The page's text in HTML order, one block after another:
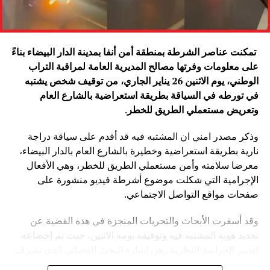
تمكنت عناصر الشرطة بمنطقة أمن أنفا بمدينة الدار البيضاء بناءً
على معلومات وفرتها مصالح المديرية العامة لمراقبة التراب
الوطني، يوم الاثنين 26 يناير الجاري، من توقيف شخص يشتبه
في تورطه في السياقة بطريقة استعراضية بالشارع العام
وتعريض مستعملي الطريق للخطر .
وذكر مصدر امني ان المشتبه فيه قد أقدم على سياقة دراجة
نارية بطريقة استعراضية وخطيرة بالشارع العام بالدار البيضاء،
معرضا سلامته وأمن مستعملي الطريق للخطر، وهي الأفعال
الإجرامية التي شكلت موضوع أشرطة فيديو منشورة على
صفحات مواقع التواصل الاجتماعي.
وقد أسفرت الأبحاث والتحريات المنجزة في هذه القضية عن
تحديد هوية المشتبه فيه وتوقيفه يومه الاثنين، حيث تم إخضاعه
عليه النيابة العامة المختصة، وذلك للكشف عن جميع ظروف